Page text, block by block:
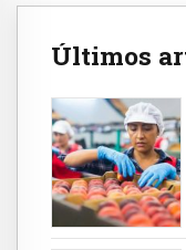
Últimos